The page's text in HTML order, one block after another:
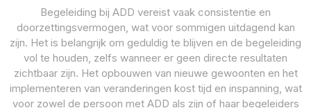
Begeleiding bij ADD vereist vaak consistentie en
doorzettingsvermogen, wat voor sommigen uitdagend kan
zijn. Het is belangrijk om geduldig te blijven en de begeleiding
vol te houden, zelfs wanneer er geen directe resultaten
zichtbaar zijn. Het opbouwen van nieuwe gewoonten en het
implementeren van veranderingen kost tijd en inspanning, wat
voor zowel de persoon met ADD als zijn of haar begeleiders